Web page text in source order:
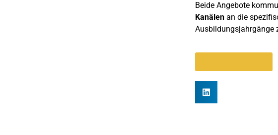
Beide Angebote
Kanälenan die
Ausbildungsjahrgänge